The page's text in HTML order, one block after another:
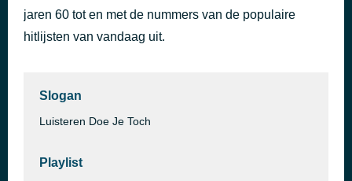
jaren 60 tot en met de nummers van de populaire
hitlijsten van vandaag uit.
Slogan
Luisteren Doe Je Toch
Playlist